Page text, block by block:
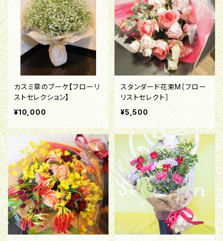
カスミ草のブーケ【フローリ
ストセレクション】
¥10,000
スタンダード花束M［フロー
リストセレクト］
¥5,500